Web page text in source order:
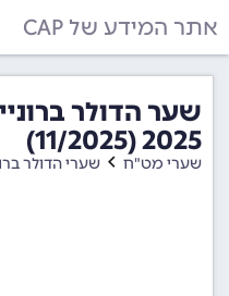
אתר המידע של CAP
שער הדולר
2025 (11/2025)
שערי מט"ח שערי הדולר